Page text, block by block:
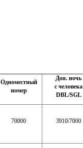
Одноместный
номер
Доп. ночь
с человека
DBL/SGL
70000 3910/7000